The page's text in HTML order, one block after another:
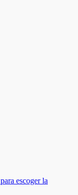
escoger la